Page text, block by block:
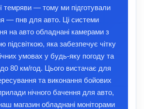
темряви — тому ми підготували
— пнв для авто. Ці системи
на авто обладнані камерами з
підсвіткою, яка забезпечує чітку
умовах у будь-яку погоду та
80 км/год. Цього вистачає для
та виконання бойових
нічного бачення для авто,
магазин обладнані моніторами